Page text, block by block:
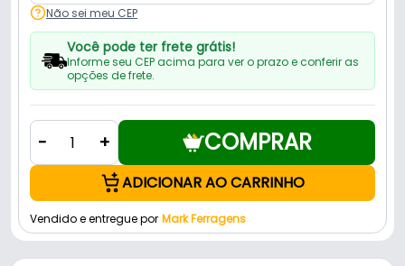
Não sei meu CEP
Você pode ter frete grátis!
Informe seu CEP acima para ver o prazo e conferir as
opções de frete.
- + COMPRAR
ADICIONAR AO CARRINHO
Vendido e entregue por Mark Ferragens